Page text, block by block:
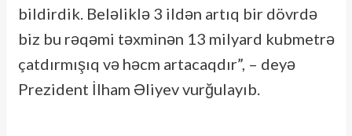
bildirdik. Beləliklə 3 ildən artıq bir dövrdə
biz bu rəqəmi təxminən 13 milyard kubmetrə
çatdırmışıq və həcm artacaqdır”, – deyə
Prezident İlham Əliyev vurğulayıb.